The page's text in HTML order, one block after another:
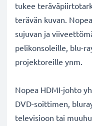
tukee
terävän kuvan.
sujuvan ja
pelikonsoleille, blu-
projektoreille ynm.
Nopea HDMI-johto
DVD-soittimen,
televisioon tai